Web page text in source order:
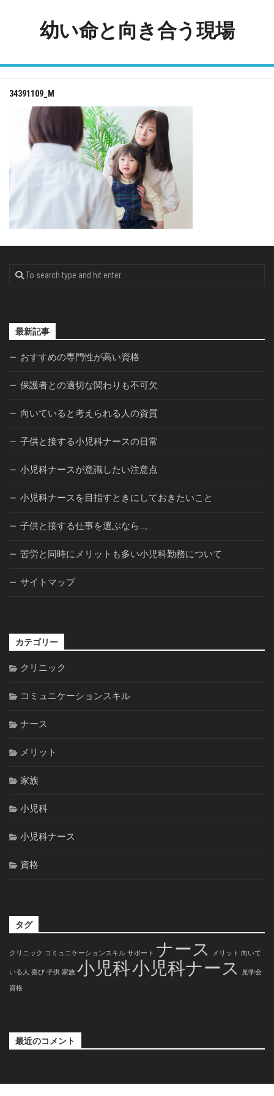
幼い命と向き合う現場
34391109_M
最新記事
おすすめの専門性が高い資格
保護者との適切な関わりも不可欠
向いていると考えられる人の資質
子供と接する小児科ナースの日常
小児科ナースが意識したい注意点
小児科ナースを目指すときにしておきたいこと
子供と接する仕事を選ぶなら…。
苦労と同時にメリットも多い小児科勤務について
サイトマップ
カテゴリー
クリニック
コミュニケーションスキル
ナース
メリット
家族
小児科
小児科ナース
資格
タグ
クリニック コミュニケーションスキル サポート ナース メリット 向いて
いる人 喜び 子供 家族 小児科小児科ナース
見学会
資格
最近のコメント